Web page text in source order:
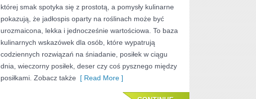
której smak spotyka się z prostotą, a pomysły kulinarne
pokazują, że jadłospis oparty na roślinach może być
urozmaicona, lekka i jednocześnie wartościowa. To baza
kulinarnych wskazówek dla osób, które wypatrują
codziennych rozwiązań na śniadanie, posiłek w ciągu
dnia, wieczorny posiłek, deser czy coś pysznego między
posiłkami. Zobacz także [ Read More ]